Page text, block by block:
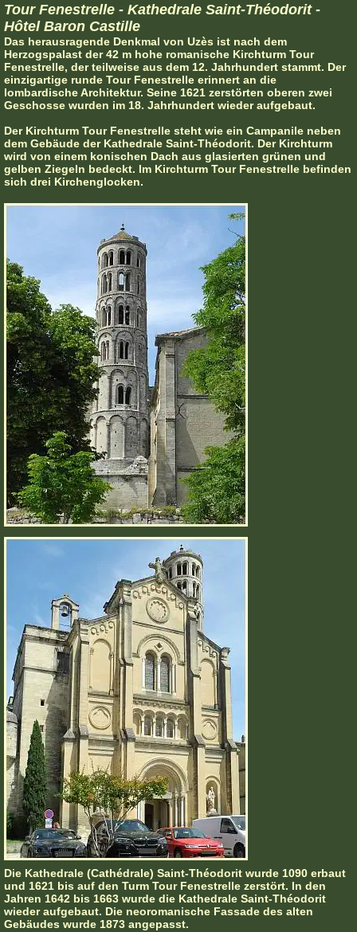
Tour Fenestrelle - Kathedrale Saint-Théodorit -
Hôtel Baron Castille
Das herausragende Denkmal von Uzès ist nach dem
Herzogspalast der 42 m hohe romanische Kirchturm Tour
Fenestrelle, der teilweise aus dem 12. Jahrhundert stammt. Der
einzigartige runde Tour Fenestrelle erinnert an die
lombardische Architektur. Seine 1621 zerstörten oberen zwei
Geschosse wurden im 18. Jahrhundert wieder aufgebaut.
Der Kirchturm Tour Fenestrelle steht wie ein Campanile neben
dem Gebäude der Kathedrale Saint-Théodorit. Der Kirchturm
wird von einem konischen Dach aus glasierten grünen und
gelben Ziegeln bedeckt. Im Kirchturm Tour Fenestrelle befinden
sich drei Kirchenglocken.
Die Kathedrale (Cathédrale) Saint-Théodorit wurde 1090 erbaut
und 1621 bis auf den Turm Tour Fenestrelle zerstört. In den
Jahren 1642 bis 1663 wurde die Kathedrale Saint-Théodorit
wieder aufgebaut. Die neoromanische Fassade des alten
Gebäudes wurde 1873 angepasst.